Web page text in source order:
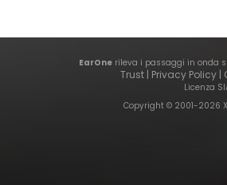
EarOne rileva i passaggi in onda
Trust | Privacy Policy |
Licenza
Copyright © 2001-2026